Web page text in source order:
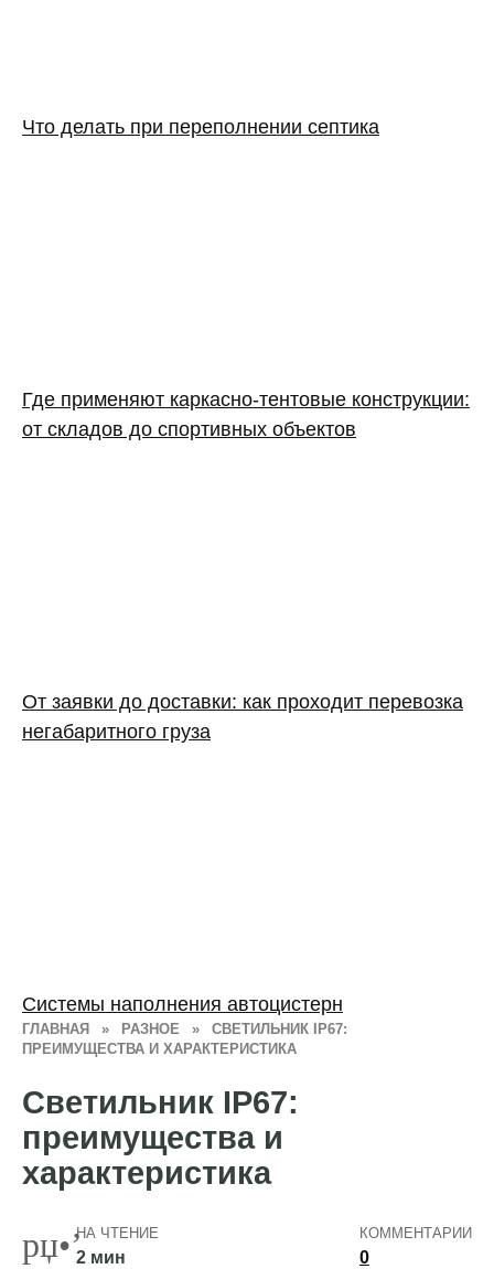
ГЛАВНАЯ » РАЗНОЕ »
СВЕТИЛЬНИК IP67:
ПРЕИМУЩЕСТВА И ХАРАКТЕРИСТИКА
Светильник IP67:
преимущества и
характеристика
НА ЧТЕНИЕ
2 мин
КОММЕНТАРИИ
0
Что делать при переполнении септика
Где применяют каркасно‑тентовые конструкции:
от складов до спортивных объектов
От заявки до доставки: как проходит перевозка
негабаритного груза
Системы наполнения автоцистерн